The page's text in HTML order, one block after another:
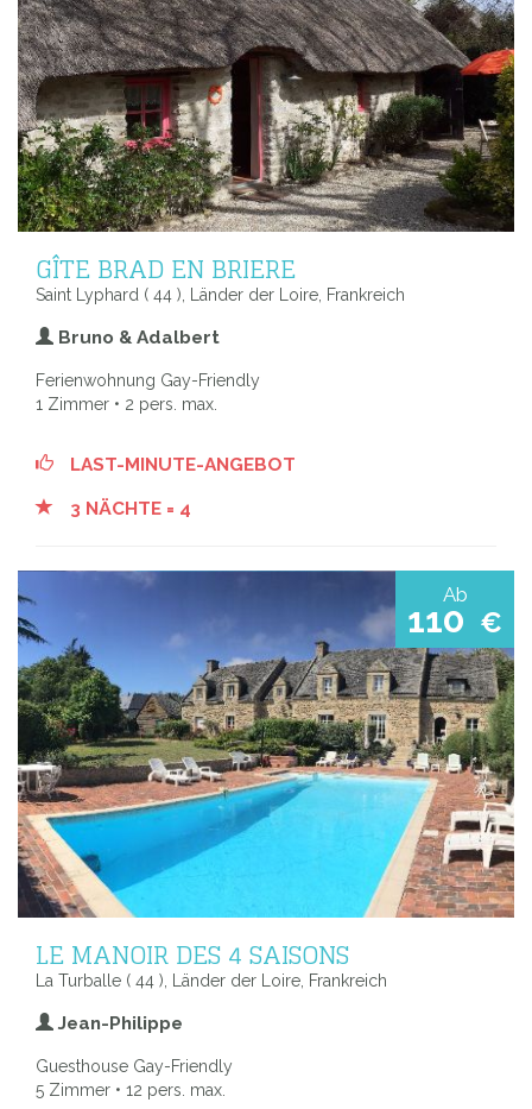
GÎTE BRAD EN BRIERE
Saint Lyphard ( 44 ), Länder der Loire, Frankreich
Bruno & Adalbert
Ferienwohnung Gay-Friendly
1 Zimmer • 2 pers. max.
LAST-MINUTE-ANGEBOT
3 NÄCHTE = 4
Ab
110 €
LE MANOIR DES 4 SAISONS
La Turballe ( 44 ), Länder der Loire, Frankreich
Jean-Philippe
Guesthouse Gay-Friendly
5 Zimmer • 12 pers. max.